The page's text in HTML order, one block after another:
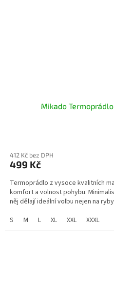
Mikado
412 Kč bez DPH
499 Kč
Termoprádlo z vysoce kvalitních
komfort a volnost pohybu.
něj dělají ideální volbu nejen na
S
M L XL XXL XXXL